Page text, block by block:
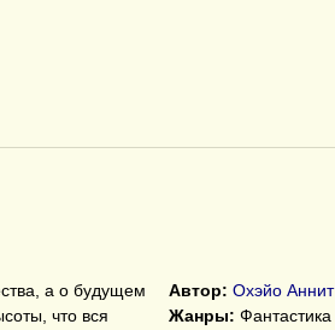
а о будущем
что вся
Автор: Охэйо Аннит
Жанры: Фантастика